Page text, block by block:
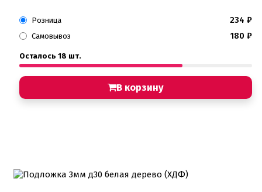
Розница 234 ₽
Самовывоз 180 ₽
Осталось 18 шт.
В корзину